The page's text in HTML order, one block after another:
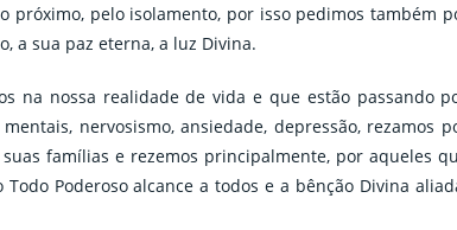
pelo isolamento, por isso pedimos também
a sua paz eterna, a luz Divina.
na nossa realidade de vida e que estão passando
nervosismo, ansiedade, depressão, rezamos
famílias e rezemos principalmente, por aqueles
Poderoso alcance a todos e a bênção Divina